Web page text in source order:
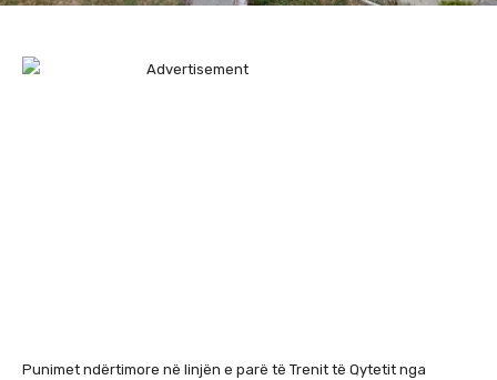
Punimet ndërtimore në linjën e parë të Trenit të Qytetit nga